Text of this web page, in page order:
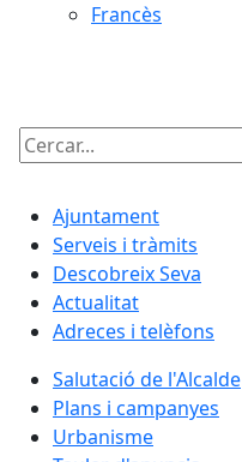
Francès
Cercar:
Ajuntament
Serveis i tràmits
Descobreix Seva
Actualitat
Adreces i telèfons
Salutació de l'Alcalde
Plans i campanyes
Urbanisme